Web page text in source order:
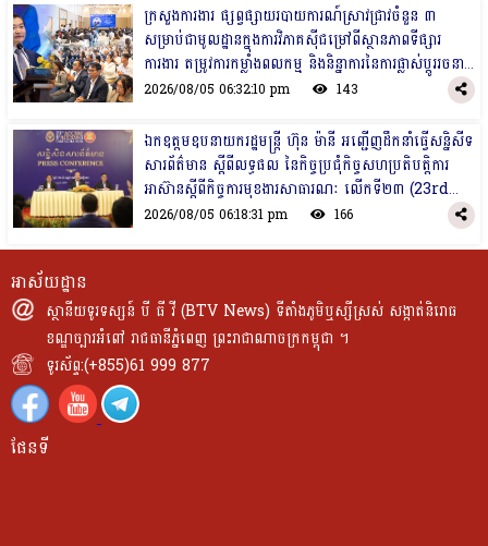
ក្រសួងការងារ ផ្សព្វផ្សាយរបាយការណ៍ស្រាវជ្រាវចំនួន ៣
សម្រាប់ជាមូលដ្ឋានក្នុងការវិភាគស៊ីជម្រៅពីស្ថានភាពទីផ្សារ
ការងារ តម្រូវការកម្លាំងពលកម្ម និងនិន្នាការនៃការផ្លាស់ប្តូររចនា
សម្ព័ន្ធទីផ្សារការងារកម្ពុជាក្នុងឆ្នាំ២០២៦
2026/08/05 06:32:10 pm 143
ឯកឧត្តមឧបនាយករដ្ឋមន្ត្រី ហ៊ុន ម៉ានី អញ្ជើញដឹកនាំធ្វើសន្និសីទ
សារព័ត៌មាន ស្តីពីលទ្ធផល នៃកិច្ចប្រជុំកិច្ចសហប្រតិបត្តិការ
អាស៊ានស្តីពីកិច្ចការមុខងារសាធារណៈ លើកទី២៣ (23rd
ACCSM) និងកិច្ចប្រជុំពាក់ព័ន្ធ
2026/08/05 06:18:31 pm 166
អាស័យដ្ឋាន
ស្ថានីយទូរទស្សន៍ បី ធី វី (BTV News) ទីតាំងភូមិឬស្សីស្រស់ សង្កាត់និរោធ
ខណ្ឌច្បារអំពៅ រាជធានីភ្នំពេញ ព្រះរាជាណាចក្រកម្ពុជា ។
ទូរស័ព្ទ:(+855)61 999 877
ផែនទី